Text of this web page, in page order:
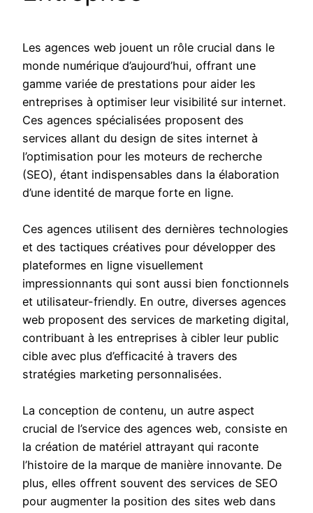
Les agences web jouent un rôle crucial dans le
monde numérique d’aujourd’hui, offrant une
gamme variée de prestations pour aider les
entreprises à optimiser leur visibilité sur internet.
Ces agences spécialisées proposent des
services allant du design de sites internet à
l’optimisation pour les moteurs de recherche
(SEO), étant indispensables dans la élaboration
d’une identité de marque forte en ligne.
Ces agences utilisent des dernières technologies
et des tactiques créatives pour développer des
plateformes en ligne visuellement
impressionnants qui sont aussi bien fonctionnels
et utilisateur-friendly. En outre, diverses agences
web proposent des services de marketing digital,
contribuant à les entreprises à cibler leur public
cible avec plus d’efficacité à travers des
stratégies marketing personnalisées.
La conception de contenu, un autre aspect
crucial de l’service des agences web, consiste en
la création de matériel attrayant qui raconte
l’histoire de la marque de manière innovante. De
plus, elles offrent souvent des services de SEO
pour augmenter la position des sites web dans